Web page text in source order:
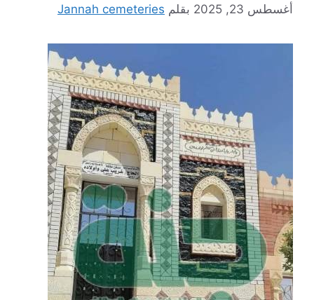
أغسطس 23, 2025 بقلم Jannah cemeteries